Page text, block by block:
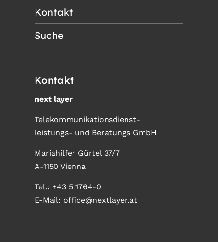
Kontakt
Suche
Kontakt
next layer
Telekommunikationsdienst-
leistungs- und Beratungs GmbH
Mariahilfer Gürtel 37/7
A-1150 Vienna
Tel.: +43 5 1764-0
E-Mail: office@nextlayer.at